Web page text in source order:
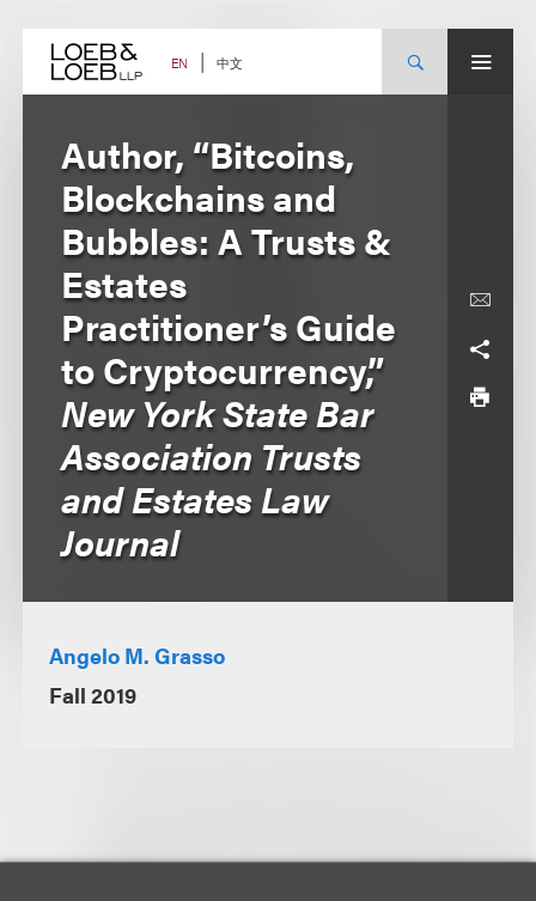
content EN 中文
Author, “Bitcoins,
Blockchains and
Bubbles: A Trusts &
Estates
Practitioner’s Guide
to Cryptocurrency,”
New York State Bar
Association Trusts
and Estates Law
Journal
Angelo M. Grasso
Fall 2019